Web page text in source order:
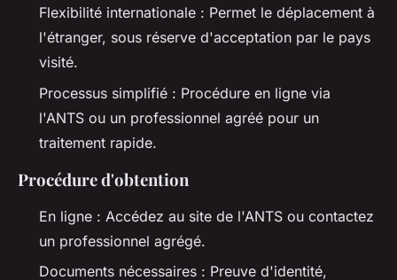
Flexibilité internationale : Permet le déplacement à
l'étranger, sous réserve d'acceptation par le pays
visité.
Processus simplifié : Procédure en ligne via
l'ANTS ou un professionnel agréé pour un
traitement rapide.
Procédure d'obtention
En ligne : Accédez au site de l'ANTS ou contactez
un professionnel agrégé.
Documents nécessaires : Preuve d'identité,